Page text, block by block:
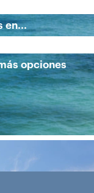
en...
opciones